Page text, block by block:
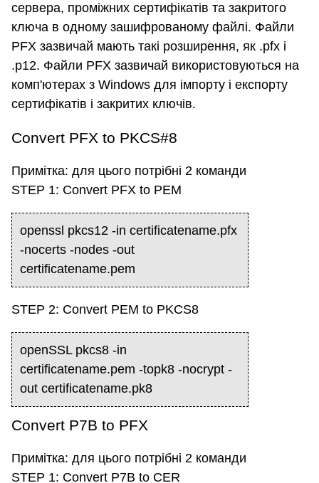
сервера, проміжних сертифікатів та закритого
ключа в одному зашифрованому файлі. Файли
PFX зазвичай мають такі розширення, як .pfx і
.p12. Файли PFX зазвичай використовуються на
комп'ютерах з Windows для імпорту і експорту
сертифікатів і закритих ключів.
Convert PFX to PKCS#8
Примітка: для цього потрібні 2 команди
STEP 1: Convert PFX to PEM
openssl pkcs12 -in certificatename.pfx
-nocerts -nodes -out
certificatename.pem
STEP 2: Convert PEM to PKCS8
openSSL pkcs8 -in
certificatename.pem -topk8 -nocrypt -
out certificatename.pk8
Convert P7B to PFX
Примітка: для цього потрібні 2 команди
STEP 1: Convert P7B to CER